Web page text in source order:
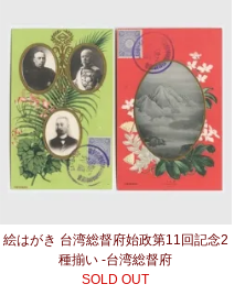
絵はがき 台湾総督府始政第11回記念2
種揃い -台湾総督府
SOLD OUT